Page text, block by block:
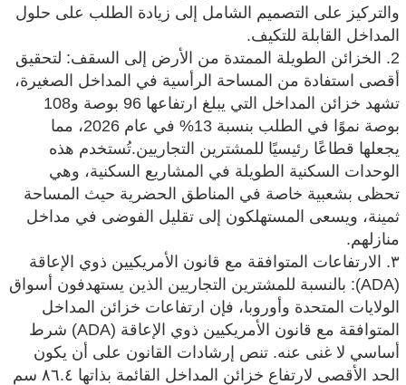
والتركيز على التصميم الشامل إلى زيادة الطلب على حلول
المداخل القابلة للتكيف.
2. الخزائن الطويلة الممتدة من الأرض إلى السقف: لتحقيق
أقصى استفادة من المساحة الرأسية في المداخل الصغيرة،
تشهد خزائن المداخل التي يبلغ ارتفاعها 96 بوصة و108
بوصة نموًا في الطلب بنسبة 13% في عام 2026، مما
يجعلها قطاعًا رئيسيًا للمشترين التجاريين.تُستخدم هذه
الوحدات السكنية الطويلة في المشاريع السكنية، وهي
تحظى بشعبية خاصة في المناطق الحضرية حيث المساحة
ثمينة، ويسعى المستهلكون إلى تقليل الفوضى في مداخل
منازلهم.
٣. الارتفاعات المتوافقة مع قانون الأمريكيين ذوي الإعاقة
(ADA): بالنسبة للمشترين التجاريين الذين يستهدفون أسواق
الولايات المتحدة وأوروبا، فإن ارتفاعات خزائن المداخل
المتوافقة مع قانون الأمريكيين ذوي الإعاقة (ADA) شرط
أساسي لا غنى عنه. تنص إرشادات القانون على أن يكون
الحد الأقصى لارتفاع خزائن المداخل القائمة بذاتها ٨٦.٤ سم